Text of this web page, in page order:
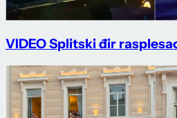
VIDEO Splitski đir